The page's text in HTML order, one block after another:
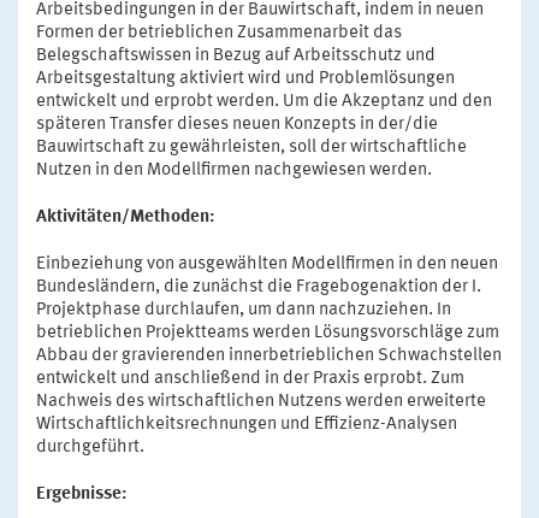
Arbeitsbedingungen in der Bauwirtschaft, indem in neuen
Formen der betrieblichen Zusammenarbeit das
Belegschaftswissen in Bezug auf Arbeitsschutz und
Arbeitsgestaltung aktiviert wird und Problemlösungen
entwickelt und erprobt werden. Um die Akzeptanz und den
späteren Transfer dieses neuen Konzepts in der/die
Bauwirtschaft zu gewährleisten, soll der wirtschaftliche
Nutzen in den Modellfirmen nachgewiesen werden.
Aktivitäten/Methoden:
Einbeziehung von ausgewählten Modellfirmen in den neuen
Bundesländern, die zunächst die Fragebogenaktion der I.
Projektphase durchlaufen, um dann nachzuziehen. In
betrieblichen Projektteams werden Lösungsvorschläge zum
Abbau der gravierenden innerbetrieblichen Schwachstellen
entwickelt und anschließend in der Praxis erprobt. Zum
Nachweis des wirtschaftlichen Nutzens werden erweiterte
Wirtschaftlichkeitsrechnungen und Effizienz-Analysen
durchgeführt.
Ergebnisse: